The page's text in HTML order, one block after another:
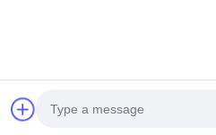
Todos. Todos os